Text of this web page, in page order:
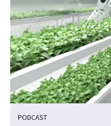
PODCAST